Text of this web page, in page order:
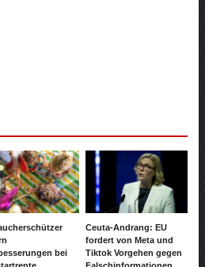
bei
Ceuta-Andrang: EU
fordert von Meta und
Tiktok Vorgehen gegen